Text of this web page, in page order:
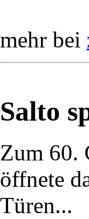
mehr bei
Salto
Zum 60.
öffnete
Türen...